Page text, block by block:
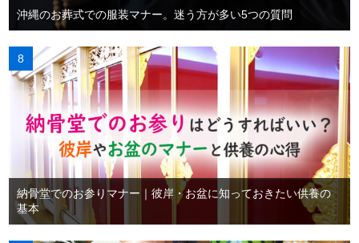
沖縄のお葬式での服装マナー。迷う方が多い5つの質問
納骨堂でのお参りマナー｜彼岸・お盆に知っておきたい供養の
基本